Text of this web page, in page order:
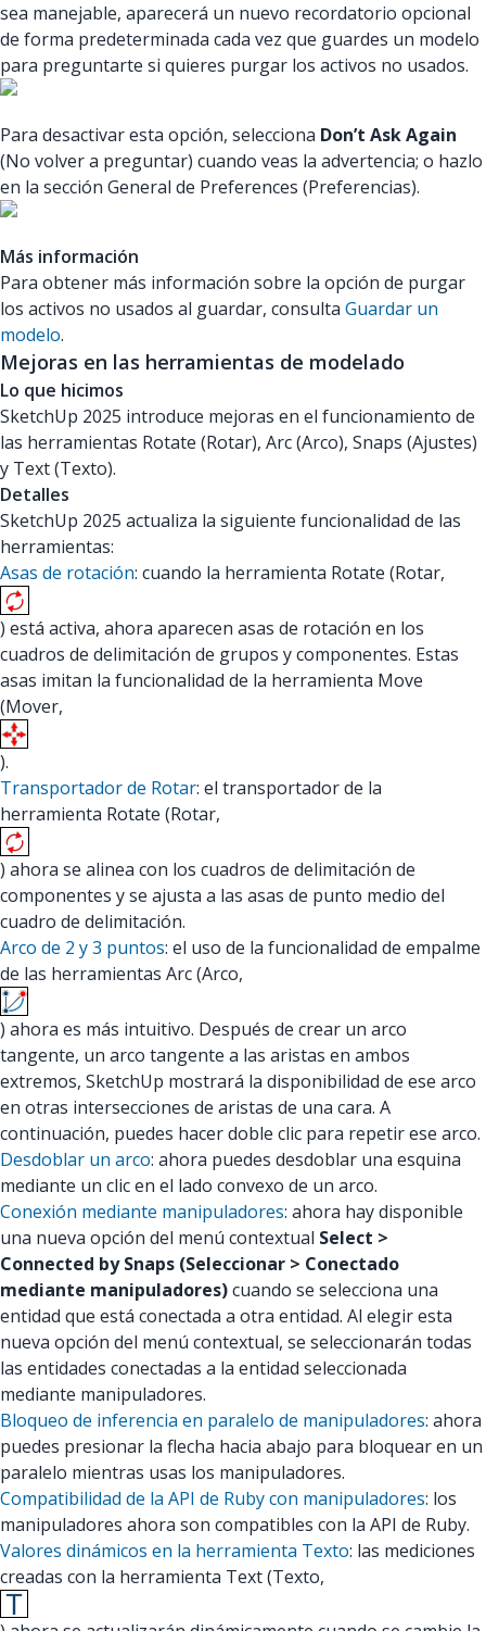
sea manejable, aparecerá un nuevo recordatorio opcional
de forma predeterminada cada vez que guardes un modelo
para preguntarte si quieres purgar los activos no usados.
Para desactivar esta opción, selecciona Don’t Ask Again
(No volver a preguntar) cuando veas la advertencia; o hazlo
en la sección General de Preferences (Preferencias).
Más información
Para obtener más información sobre la opción de purgar
los activos no usados al guardar, consulta Guardar un
modelo.
Mejoras en las herramientas de modelado
Lo que hicimos
SketchUp 2025 introduce mejoras en el funcionamiento de
las herramientas Rotate (Rotar), Arc (Arco), Snaps (Ajustes)
y Text (Texto).
Detalles
SketchUp 2025 actualiza la siguiente funcionalidad de las
herramientas:
Asas de rotación: cuando la herramienta Rotate (Rotar,
) está activa, ahora aparecen asas de rotación en los
cuadros de delimitación de grupos y componentes. Estas
asas imitan la funcionalidad de la herramienta Move
(Mover,
).
Transportador de Rotar: el transportador de la
herramienta Rotate (Rotar,
) ahora se alinea con los cuadros de delimitación de
componentes y se ajusta a las asas de punto medio del
cuadro de delimitación.
Arco de 2 y 3 puntos: el uso de la funcionalidad de empalme
de las herramientas Arc (Arco,
) ahora es más intuitivo. Después de crear un arco
tangente, un arco tangente a las aristas en ambos
extremos, SketchUp mostrará la disponibilidad de ese arco
en otras intersecciones de aristas de una cara. A
continuación, puedes hacer doble clic para repetir ese arco.
Desdoblar un arco: ahora puedes desdoblar una esquina
mediante un clic en el lado convexo de un arco.
Conexión mediante manipuladores: ahora hay disponible
una nueva opción del menú contextual Select >
Connected by Snaps (Seleccionar > Conectado
mediante manipuladores)cuando se selecciona una
entidad que está conectada a otra entidad. Al elegir esta
nueva opción del menú contextual, se seleccionarán todas
las entidades conectadas a la entidad seleccionada
mediante manipuladores.
Bloqueo de inferencia en paralelo de manipuladores: ahora
puedes presionar la flecha hacia abajo para bloquear en un
paralelo mientras usas los manipuladores.
Compatibilidad de la API de Ruby con manipuladores: los
manipuladores ahora son compatibles con la API de Ruby.
Valores dinámicos en la herramienta Texto: las mediciones
creadas con la herramienta Text (Texto,